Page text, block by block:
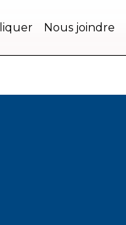
Nous joindre